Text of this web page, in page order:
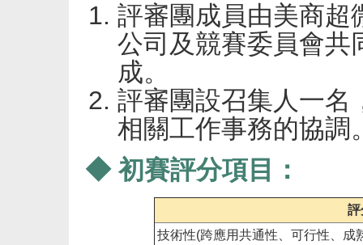
評審團成員由美商超
公司及競賽委員會共
成。
評審團設召集人一名
相關工作事務的協調
◆ 初賽評分項目：
評
技術性(跨應用共通性、可行性、成